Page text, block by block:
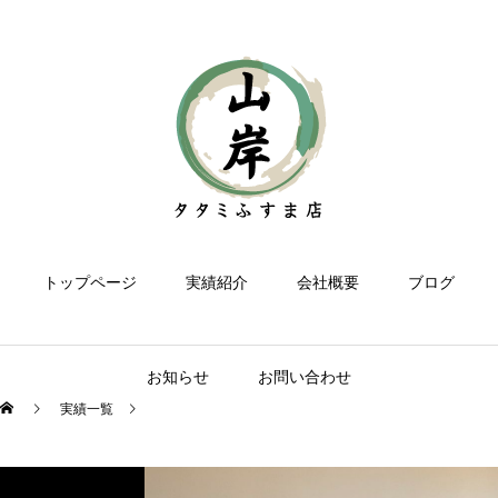
トップページ 実績紹介 会社概要 ブログ
お知らせ お問い合わせ
実績一覧